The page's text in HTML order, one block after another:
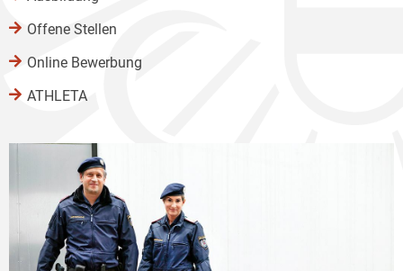
Offene Stellen
Online Bewerbung
ATHLETA